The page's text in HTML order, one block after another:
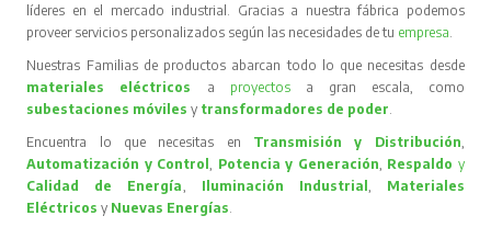
líderes en el mercado industrial. Gracias a nuestra fábrica podemos
proveer servicios personalizados según las necesidades de tu empresa
Nuestras Familias de productos abarcan todo lo que necesitas desde
materiales eléctricos
a proyectos
a gran escala, como
subestaciones móvilesy transformadores de poder
Encuentra lo que necesitas en Transmisión y Distribución
Automatización y Control
Potencia y Generación Respaldo y
Calidad de Energía
Iluminación Industrial
Materiales
Eléctricos y Nuevas Energías